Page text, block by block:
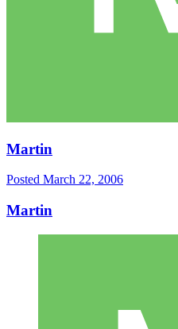
Martin
Posted March 22, 2006
Martin